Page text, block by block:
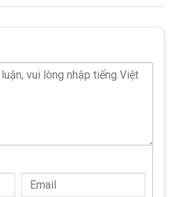
bộ dò dĩa hợp kim, được bao bọc cẩn